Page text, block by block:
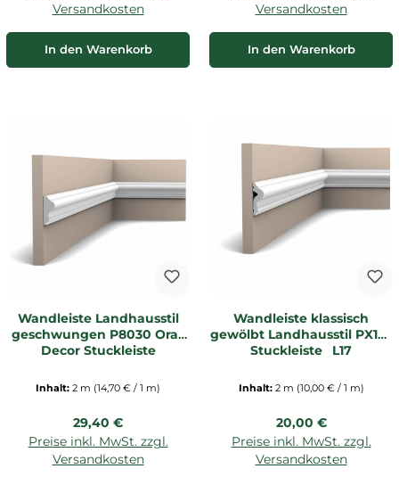
Versandkosten
In den Warenkorb
Versandkosten
In den Warenkorb
Wandleiste Landhausstil
geschwungen P8030 Orac
Decor Stuckleiste
Inhalt: 2 m (14,70 € / 1 m)
Regulärer Preis:
29,40 €
Preise inkl. MwSt. zzgl.
Versandkosten
Wandleiste klassisch
gewölbt Landhausstil PX175
Stuckleiste _L17
Inhalt: 2 m (10,00 € / 1 m)
Regulärer Preis:
20,00 €
Preise inkl. MwSt. zzgl.
Versandkosten